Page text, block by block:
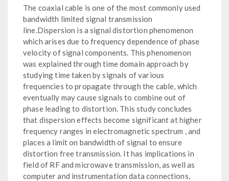
The coaxial cable is one of the most commonly used
bandwidth limited signal transmission
line.Dispersion is a signal distortion phenomenon
which arises due to frequency dependence of phase
velocity of signal components. This phenomenon
was explained through time domain approach by
studying time taken by signals of various
frequencies to propagate through the cable, which
eventually may cause signals to combine out of
phase leading to distortion. This study concludes
that dispersion effects become significant at higher
frequency ranges in electromagnetic spectrum , and
places a limit on bandwidth of signal to ensure
distortion free transmission. It has implications in
field of RF and microwave transmission, as well as
computer and instrumentation data connections,